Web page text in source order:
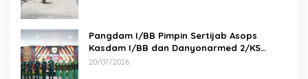
Pangdam I/BB Pimpin Sertijab Asops
Kasdam I/BB dan Danyonarmed 2/KS
serta Tradisi Korps
20/07/2026